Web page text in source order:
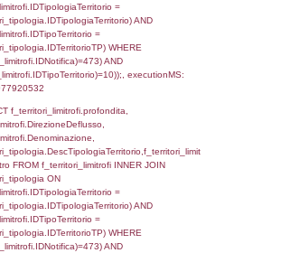
INNER JOIN
=
AND